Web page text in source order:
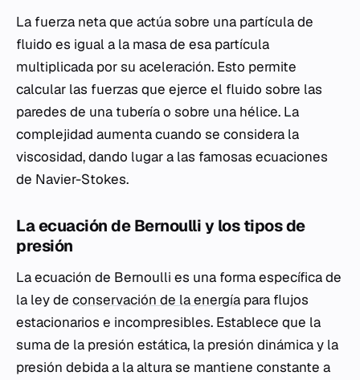
La fuerza neta que actúa sobre una partícula de
fluido es igual a la masa de esa partícula
multiplicada por su aceleración. Esto permite
calcular las fuerzas que ejerce el fluido sobre las
paredes de una tubería o sobre una hélice. La
complejidad aumenta cuando se considera la
viscosidad, dando lugar a las famosas ecuaciones
de Navier-Stokes.
La ecuación de Bernoulli y los tipos de
presión
La ecuación de Bernoulli es una forma específica de
la ley de conservación de la energía para flujos
estacionarios e incompresibles. Establece que la
suma de la presión estática, la presión dinámica y la
presión debida a la altura se mantiene constante a